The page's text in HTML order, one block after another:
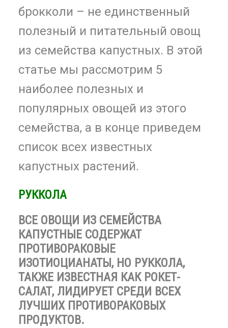
брокколи – не единственный
полезный и питательный овощ
из семейства капустных. В этой
статье мы рассмотрим 5
наиболее полезных и
популярных овощей из этого
семейства, а в конце приведем
список всех известных
капустных растений.
РУККОЛА
ВСЕ ОВОЩИ ИЗ СЕМЕЙСТВА
КАПУСТНЫЕ СОДЕРЖАТ
ПРОТИВОРАКОВЫЕ
ИЗОТИОЦИАНАТЫ, НО РУККОЛА,
ТАКЖЕ ИЗВЕСТНАЯ КАК РОКЕТ-
САЛАТ, ЛИДИРУЕТ СРЕДИ ВСЕХ
ЛУЧШИХ ПРОТИВОРАКОВЫХ
ПРОДУКТОВ.